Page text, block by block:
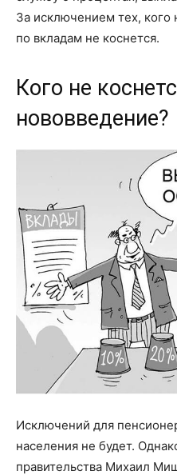
За исключением тех, кого
по вкладам не коснется.
Кого не
нововведение?
Исключений для
населения не будет.
правительства Михаил